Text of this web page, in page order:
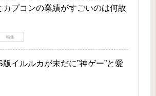
カプコンの業績がすごいのは何故
特集
版イルルカが未だに”神ゲー”と愛